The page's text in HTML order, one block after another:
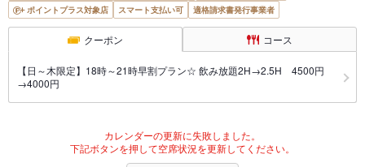
ポイントプラス対象店
スマート支払い可 適格請求書発行事業者
クーポン コース
【日～木限定】18時～21時早割プラン☆ 飲み放題2H→2.5H 4500円
→4000円
カレンダーの更新に失敗しました。
下記ボタンを押して空席状況を更新してください。